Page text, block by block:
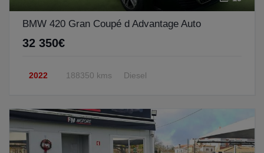
BMW 420 Gran Coupé d Advantage Auto
32 350€
2022 188350 kms Diesel